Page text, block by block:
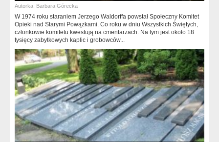
Autorka: Barbara Górecka
W 1974 roku staraniem Jerzego Waldorffa powstał Społeczny Komitet
Opieki nad Starymi Powązkami. Co roku w dniu Wszystkich Świętych,
członkowie komitetu kwestują na cmentarzach. Na tym jest około 18
tysięcy zabytkowych kaplic i grobowców...